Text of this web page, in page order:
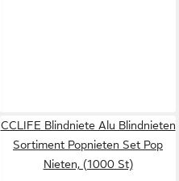
CCLIFE Blindniete Alu Blindnieten
Sortiment Popnieten Set Pop
Nieten, (1000 St)